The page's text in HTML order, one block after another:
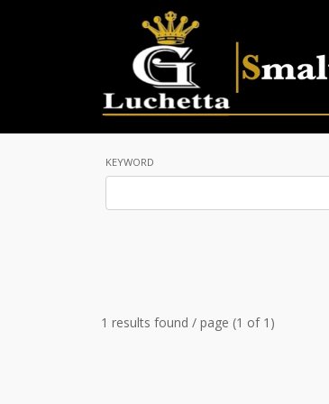
KEYWORD
1 results found / page (1 of 1)